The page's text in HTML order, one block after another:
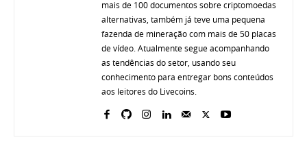
mais de 100 documentos sobre criptomoedas
alternativas, também já teve uma pequena
fazenda de mineração com mais de 50 placas
de vídeo. Atualmente segue acompanhando
as tendências do setor, usando seu
conhecimento para entregar bons conteúdos
aos leitores do Livecoins.